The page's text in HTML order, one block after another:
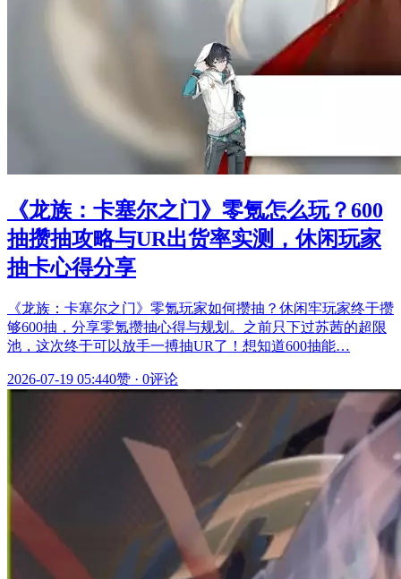
《龙族：卡塞尔之门》零氪怎么玩？600
抽攒抽攻略与UR出货率实测，休闲玩家
抽卡心得分享
《龙族：卡塞尔之门》零氪玩家如何攒抽？休闲牢玩家终于攒
够600抽，分享零氪攒抽心得与规划。之前只下过苏茜的超限
池，这次终于可以放手一搏抽UR了！想知道600抽能…
2026-07-19 05:440赞 · 0评论